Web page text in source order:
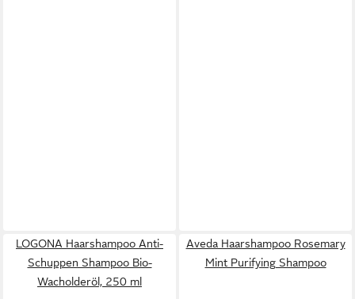
LOGONA Haarshampoo Anti-
Schuppen Shampoo Bio-
Wacholderöl, 250 ml
Aveda Haarshampoo Rosemary
Mint Purifying Shampoo